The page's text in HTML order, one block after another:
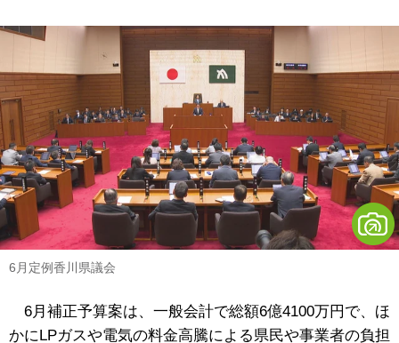
6月定例香川県議会
6月補正予算案は、一般会計で総額6億4100万円で、ほ
かにLPガスや電気の料金高騰による県民や事業者の負担